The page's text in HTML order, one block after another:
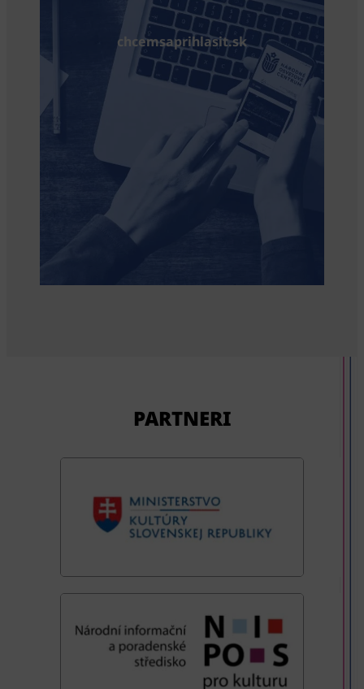
chcemsaprihlasit.sk
PARTNERI